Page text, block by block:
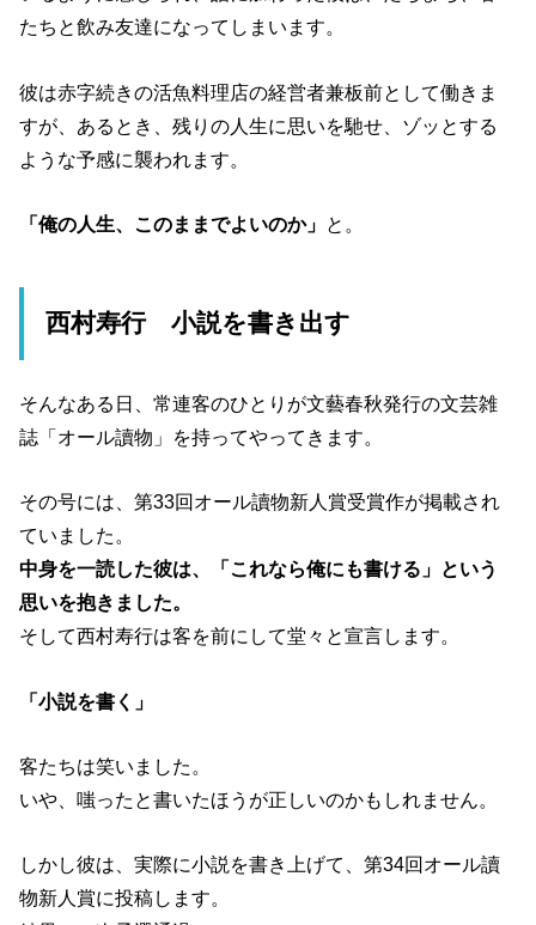
たちと飲み友達になってしまいます。
彼は赤字続きの活魚料理店の経営者兼板前として働きま
すが、あるとき、残りの人生に思いを馳せ、ゾッとする
ような予感に襲われます。
「俺の人生、このままでよいのか」 と。
西村寿行 小説を書き出す
そんなある日、常連客のひとりが文藝春秋発行の文芸雑
誌「オール讀物」を持ってやってきます。
その号には、第33回オール讀物新人賞受賞作が掲載され
ていました。
中身を一読した彼は、「これなら俺にも書ける」という
思いを抱きました。
そして西村寿行は客を前にして堂々と宣言します。
「小説を書く」
客たちは笑いました。
いや、嗤ったと書いたほうが正しいのかもしれません。
しかし彼は、実際に小説を書き上げて、第34回オール讀
物新人賞に投稿します。